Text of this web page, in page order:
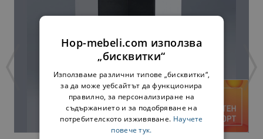
Hop-mebeli.com използва
„бисквитки“
Използваме различни типове „бисквитки“,
за да може уебсайтът да функционира
правилно, за персонализиране на
съдържанието и за подобряване на
потребителското изживяване. Научете
повече тук.